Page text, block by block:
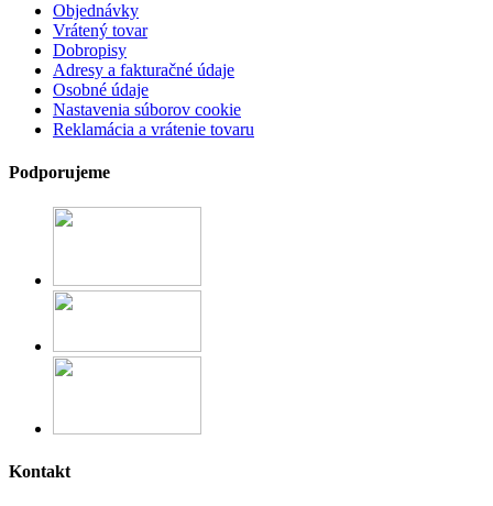
Objednávky
Vrátený tovar
Dobropisy
Adresy a fakturačné údaje
Osobné údaje
Nastavenia súborov cookie
Reklamácia a vrátenie tovaru
Podporujeme
Kontakt